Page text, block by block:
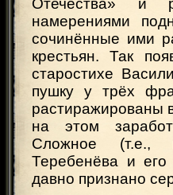
Отечества» и
намерениями
сочинённые ими
крестьян. Так
старостихе
пушку у трёх
растиражированы
на этом
Сложное (т.е.,
Теребенёва и
давно признано